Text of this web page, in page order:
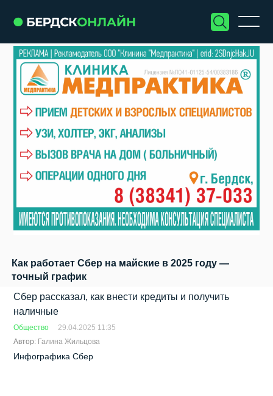
Как работает Сбер на майские в 2025 году —
точный график
Сбер рассказал, как внести кредиты и получить
наличные
Общество
29.04.2025 11:35
Автор: Галина Жильцова
Инфографика Сбер